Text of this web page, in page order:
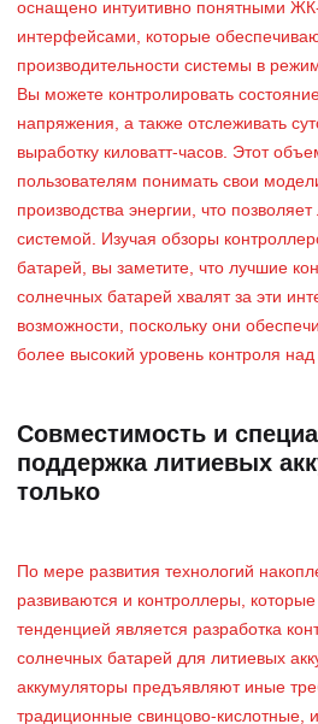
оснащено интуитивно понятными
интерфейсами, которые
производительности системы в
Вы можете контролировать
напряжения, а также отслеживать
выработку киловатт-часов. Этот
пользователям понимать свои
производства энергии, что
системой. Изучая обзоры
батарей, вы заметите, что лучшие
солнечных батарей хвалят за эти
возможности, поскольку они
более высокий уровень контроля над
Совместимость и
поддержка литиевых
только
По мере развития технологий
развиваются и контроллеры,
тенденцией является разработка
солнечных батарей для литиевых
аккумуляторы предъявляют иные
традиционные свинцово-кислотные,